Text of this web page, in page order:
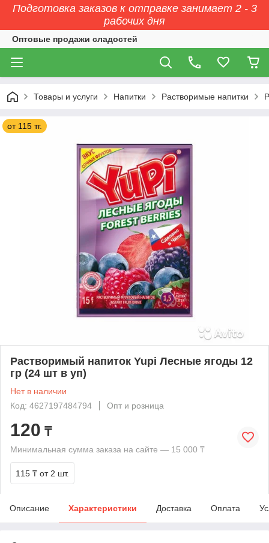
Подготовка заказов к отправке занимает 2 - 3
рабочих дня
Оптовые продажи сладостей
Товары и услуги Напитки Растворимые напитки
от 115 тг.
Растворимый напиток Yupi Лесные ягоды 12
гр (24 шт в уп)
Нет в наличии
Код: 4627197484794
Опт и розница
120 ₸
Минимальная сумма заказа на сайте — 15 000 ₸
115 ₸ от 2 шт.
Описание Характеристики Доставка Оплата